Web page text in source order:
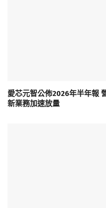
愛芯元智公佈2026年半年報
新業務加速放量